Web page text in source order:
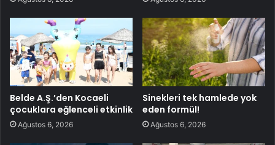
Belde A.Ş.’den Kocaeli
çocuklara eğlenceli etkinlik
Ağustos 6, 2026
Sinekleri tek hamlede yok
eden formül!
Ağustos 6, 2026